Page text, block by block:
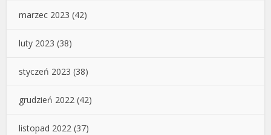
marzec 2023 (42)
luty 2023 (38)
styczeń 2023 (38)
grudzień 2022 (42)
listopad 2022 (37)